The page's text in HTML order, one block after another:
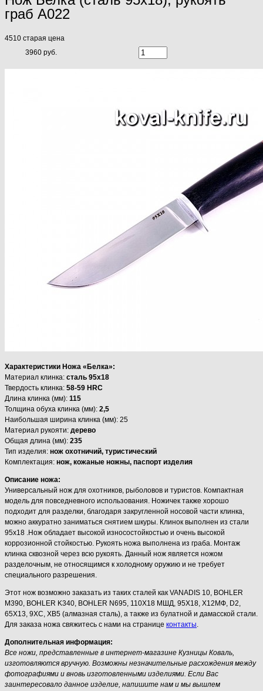
граб A022
4510 старая цена
3960 руб.
Характеристики Ножа «Белка»:
Материал клинка: сталь 95х18
Твердость клинка: 58-59 HRC
Длина клинка (мм): 115
Толщина обуха клинка (мм): 2,5
Наибольшая ширина клинка (мм): 25
Материал рукояти: дерево
Общая длина (мм): 235
Тип изделия: нож охотничий, туристический
Комплектация: нож, кожаные ножны, паспорт изделия
Описание ножа:
Универсальный нож для охотников, рыболовов и туристов. Компактная
модель для повседневного использования. Ножичек также хорошо
подходит для разделки, благодаря закругленной носовой части клинка,
можно аккуратно заниматься снятием шкуры. Клинок выполнен из стали
95х18 .Нож обладает высокой износостойкостью и очень высокой
коррозионной стойкостью. Рукоять ножа выполнена из граба. Монтаж
клинка сквозной через всю рукоять. Данный нож является ножом
разделочным, не относящимся к холодному оружию и не требует
специального разрешения.
Этот нож возможно заказать из таких сталей как VANADIS 10, BOHLER
M390, BOHLER K340, BOHLER N695, 110Х18 МШД, 95Х18, Х12МФ, D2,
65Х13, 9ХС, ХВ5 (алмазная сталь), а также из булатной и дамасской стали.
Для заказа ножа свяжитесь с нами на странице контакты.
Дополнительная информация:
Все ножи, представленные в интернет-магазине Кузницы Коваль,
изготовляются вручную. Возможны незначительные расхождения между
фотографиями и вновь изготовленными изделиями. Если Вас
заинтересовало данное изделие, напишите нам и мы вышлем